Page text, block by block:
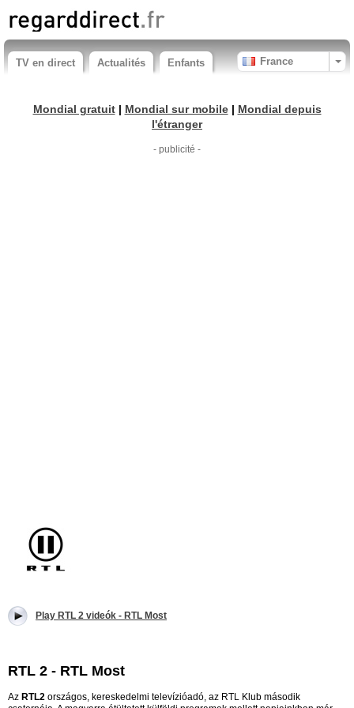
TV en direct Actualités Enfants France
Mondial gratuit| Mondial sur mobile| Mondial depuis
l'étranger
- publicité -
Play RTL 2 videók - RTL Most
RTL 2 - RTL Most
Az RTL2 országos, kereskedelmi televízióadó, az RTL Klub második